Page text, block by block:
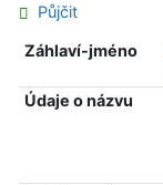
Půjčit
Záhlaví-jméno
Údaje o názvu